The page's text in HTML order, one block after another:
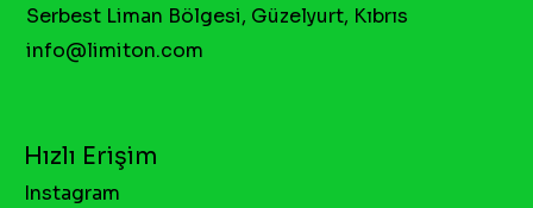
Serbest Liman Bölgesi, Güzelyurt, Kıbrıs
info@limiton.com
Hızlı Erişim
Instagram